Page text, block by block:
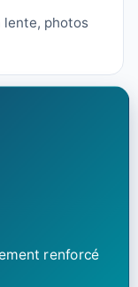
lente, photos
renforcé